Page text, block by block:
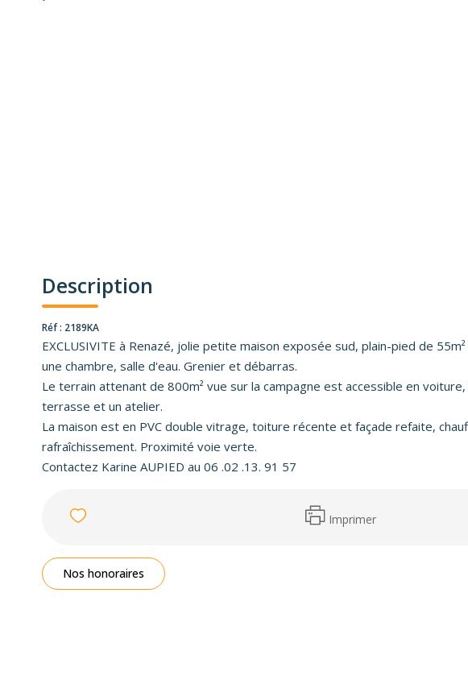
Description
Réf : 2189KA
EXCLUSIVITE à Renazé, jolie petite maison exposée sud, plain-pied de
une chambre, salle d'eau. Grenier et débarras.
Le terrain attenant de 800m² vue sur la campagne est accessible en
terrasse et un atelier.
La maison est en PVC double vitrage, toiture récente et façade refaite,
rafraîchissement. Proximité voie verte.
Contactez Karine AUPIED au 06 .02 .13. 91 57
Imprimer
Nos honoraires